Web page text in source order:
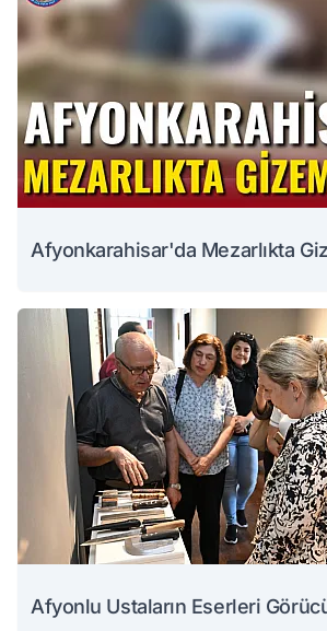
Afyonkarahisar'da Mezarlıkta
Afyonlu Ustaların Eserleri